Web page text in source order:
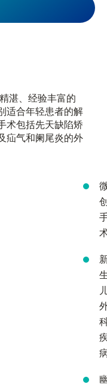
湛、经验丰富的
适合年轻患者的解
术包括先天缺陷矫
疝气和阑尾炎的外